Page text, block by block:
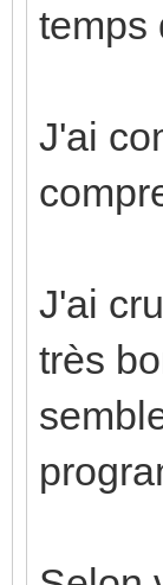
temps
J'ai
J'ai
très